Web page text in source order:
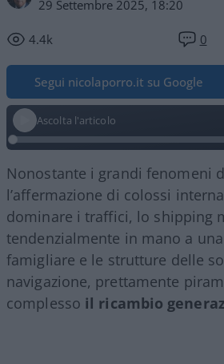
29 Settembre 2025, 18:20
4.4k 0
Segui nicolaporro.it su Google
Ascolta l'articolo
Nonostante i grandi fenomeni
l’affermazione di colossi
dominare i traffici, lo shipping
tendenzialmente in mano a
famigliare e le strutture delle
navigazione, prettamente
complesso il ricambio